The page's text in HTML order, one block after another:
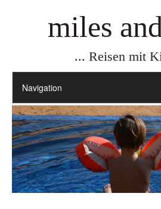
miles
... Reisen mit